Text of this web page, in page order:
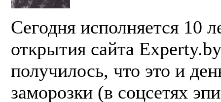
Сегодня исполняется 10
открытия сайта
получилось, что это и
заморозки (в соцсетях